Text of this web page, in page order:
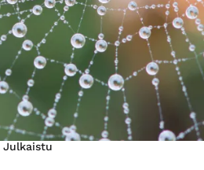
Julkaistu